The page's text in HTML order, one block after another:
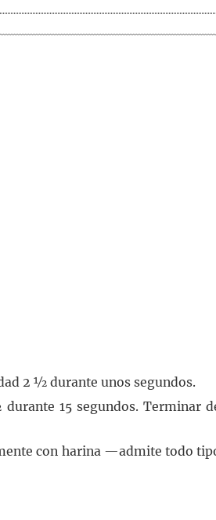
2 ½ durante unos segundos.
15 segundos. Terminar
con harina —admite todo